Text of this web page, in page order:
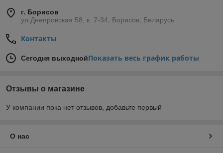
г. Борисов
ул.Днепровская 58, к. 7-34, Борисов, Беларусь
Контакты
Сегодня выходнойПоказать весь график работы
Отзывы о магазине
У компании пока нет отзывов, добавьте первый
О нас